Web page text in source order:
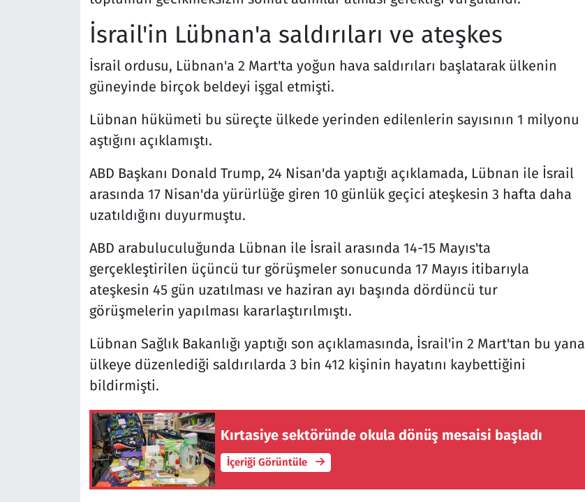
İsrail'in Lübnan'a saldırıları ve ateşkes
İsrail ordusu, Lübnan'a 2 Mart'ta yoğun hava saldırıları başlatarak ülkenin
güneyinde birçok beldeyi işgal etmişti.
Lübnan hükümeti bu süreçte ülkede yerinden edilenlerin sayısının 1 milyonu
aştığını açıklamıştı.
ABD Başkanı Donald Trump, 24 Nisan'da yaptığı açıklamada, Lübnan ile İsrail
arasında 17 Nisan'da yürürlüğe giren 10 günlük geçici ateşkesin 3 hafta daha
uzatıldığını duyurmuştu.
ABD arabuluculuğunda Lübnan ile İsrail arasında 14-15 Mayıs'ta
gerçekleştirilen üçüncü tur görüşmeler sonucunda 17 Mayıs itibarıyla
ateşkesin 45 gün uzatılması ve haziran ayı başında dördüncü tur
görüşmelerin yapılması kararlaştırılmıştı.
Lübnan Sağlık Bakanlığı yaptığı son açıklamasında, İsrail'in 2 Mart'tan bu yana
ülkeye düzenlediği saldırılarda 3 bin 412 kişinin hayatını kaybettiğini
bildirmişti.
Kırtasiye sektöründe okula dönüş mesaisi başladı
İçeriği Görüntüle